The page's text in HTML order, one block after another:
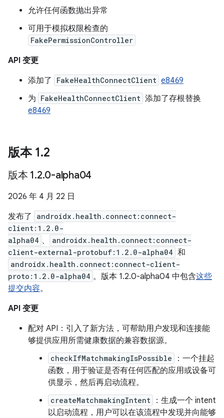
允许任何函数抛出异常
可用于模拟权限检查的
FakePermissionController
API 变更
添加了
FakeHealthConnectClient e8469
为 FakeHealthConnectClient 添加了存根替换
e8469
版本 1.2
版本 1.2.0-alpha04
2026 年 4 月 22 日
发布了
androidx.health.connect:connect-
client:1.2.0-
alpha04 、
androidx.health.connect:connect-
client-external-protobuf:1.2.0-alpha04 和
androidx.health.connect:connect-client-
proto:1.2.0-alpha04 。版本 1.2.0-alpha04 中包含这些
提交内容。
API 变更
配对 API：引入了新方法，可帮助用户发现和连接能
够提供应用所需健康数据的兼容数据源。
checkIfMatchmakingIsPossible
：一个挂起
函数，用于验证是否有任何匹配的应用或设备可
供显示，然后再启动流程。
createMatchmakingIntent
：生成一个 intent
以启动流程，用户可以在该流程中发现并向能够